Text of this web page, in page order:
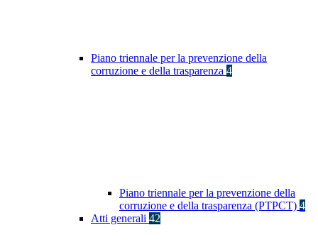
Piano triennale per la prevenzione della
corruzione e della trasparenza 4
Piano triennale per la prevenzione della
corruzione e della trasparenza (PTPCT) 4
Atti generali 42